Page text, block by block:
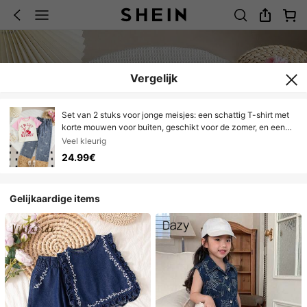
Vergelijk
Set van 2 stuks voor jonge meisjes: een schattig T-shirt met
korte mouwen voor buiten, geschikt voor de zomer, en een
comfortabele, veelzijdige en energieke jeansbroek met wijde
pijpen en strik voor dagelijks gebruik.
Veel kleurig
24.99€
Gelijkaardige items